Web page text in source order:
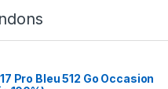
Pro Bleu 512 Go Occasion